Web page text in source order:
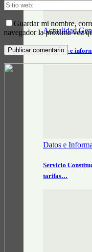
Actualidad
Horarios e
Datos e
Servicio
tarifas…
Guardar mi nombre,
navegador la próxima vez